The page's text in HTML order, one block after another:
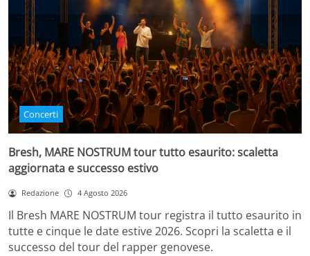
Concerti
Bresh, MARE NOSTRUM tour tutto esaurito: scaletta
aggiornata e successo estivo
Redazione 4 Agosto 2026
Il Bresh MARE NOSTRUM tour registra il tutto esaurito in
tutte e cinque le date estive 2026. Scopri la scaletta e il
successo del tour del rapper genovese.